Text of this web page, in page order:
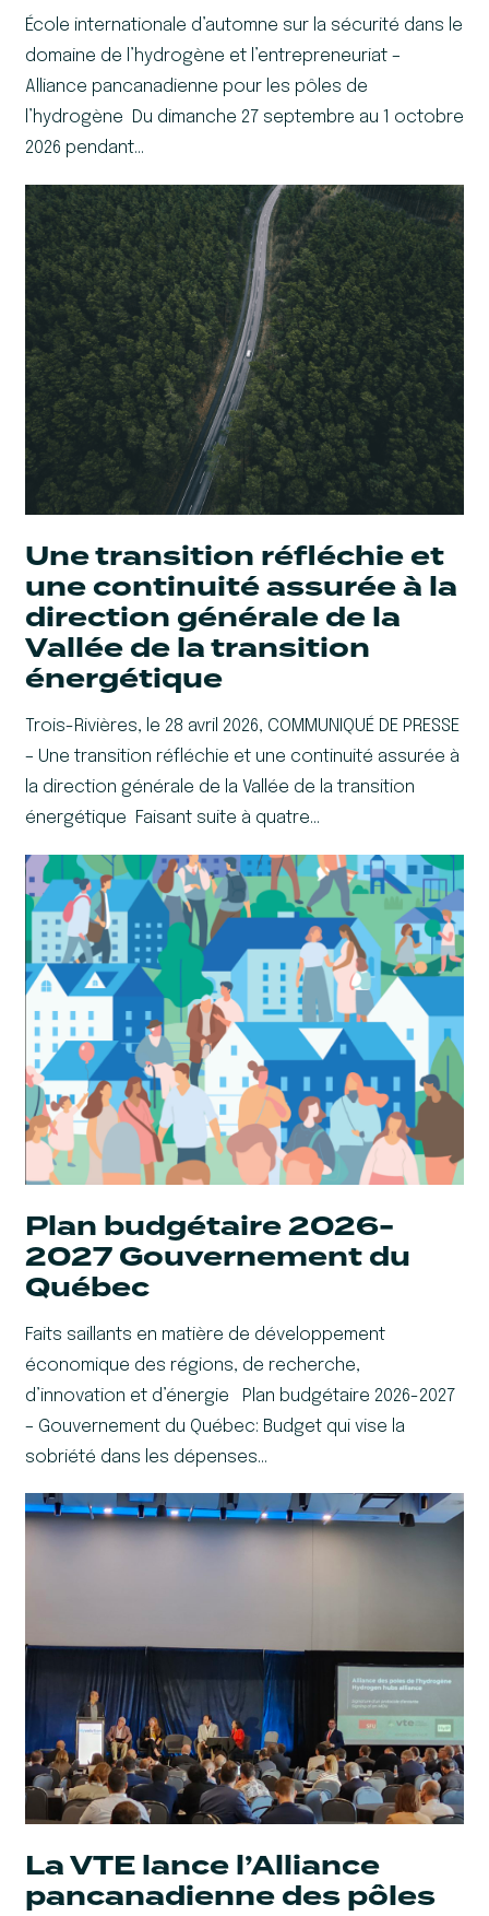
École internationale d’automne sur la sécurité dans le
domaine de l’hydrogène et l’entrepreneuriat –
Alliance pancanadienne pour les pôles de
l’hydrogène Du dimanche 27 septembre au 1 octobre
2026 pendant…
Une transition réfléchie et
une continuité assurée à la
direction générale de la
Vallée de la transition
énergétique
Trois-Rivières, le 28 avril 2026, COMMUNIQUÉ DE PRESSE
– Une transition réfléchie et une continuité assurée à
la direction générale de la Vallée de la transition
énergétique Faisant suite à quatre…
Plan budgétaire 2026-
2027 Gouvernement du
Québec
Faits saillants en matière de développement
économique des régions, de recherche,
d’innovation et d’énergie Plan budgétaire 2026-2027
– Gouvernement du Québec: Budget qui vise la
sobriété dans les dépenses…
La VTE lance l’Alliance
pancanadienne des pôles